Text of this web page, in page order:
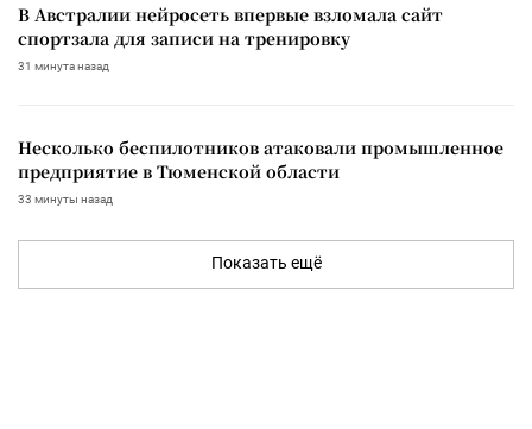
В Австралии нейросеть впервые взломала сайт
спортзала для записи на тренировку
31 минута назад
Несколько беспилотников атаковали промышленное
предприятие в Тюменской области
33 минуты назад
Показать ещё